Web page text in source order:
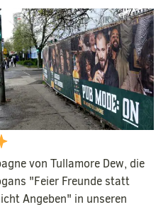
von Tullamore Dew, die
"Feier Freunde statt
Angeben" in unseren